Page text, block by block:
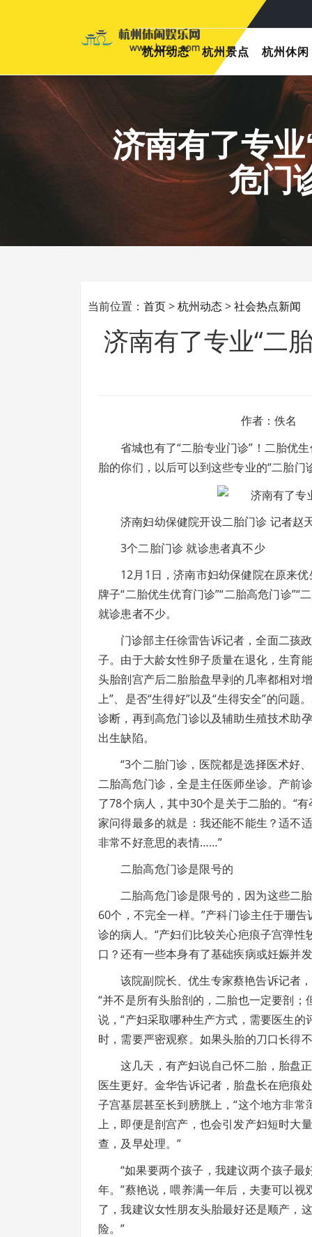
杭州动态 杭州景点 杭州休闲
济南有了专
危门
当前位置： 首页>杭州动态>社会热点新闻
济南有了专业“二
作者：佚名
省城也有了“二胎专业门诊”！二胎优
胎的你们，以后可以到这些专业的“二胎门
济南妇幼保健院开设二胎门诊 记者赵
3个二胎门诊 就诊患者真不少
12月1日，济南市妇幼保健院在原来
牌子“二胎优生优育门诊”“二胎高危门诊
就诊患者不少。
门诊部主任徐雷告诉记者，全面二孩
子。由于大龄女性卵子质量在退化，生育
头胎剖宫产后二胎胎盘早剥的几率都相对
上”、是否“生得好”以及“生得安全”的问
诊断，再到高危门诊以及辅助生殖技术助
出生缺陷。
“3个二胎门诊，医院都是选择医术好
二胎高危门诊，全是主任医师坐诊。产前
了78个病人，其中30个是关于二胎的。“
家问得最多的就是：我还能不能生？适不
非常不好意思的表情……”
二胎高危门诊是限号的
二胎高危门诊是限号的，因为这些二
60个，不完全一样。”产科门诊主任于珊
诊的病人。“产妇们比较关心疤痕子宫弹
口？还有一些本身有了基础疾病或妊娠并
该院副院长、优生专家蔡艳告诉记者
“并不是所有头胎剖的，二胎也一定要剖
说，“产妇采取哪种生产方式，需要医生
时，需要严密观察。如果头胎的刀口长得
这几天，有产妇说自己怀二胎，胎盘
医生更好。金华告诉记者，胎盘长在疤痕
子宫基层甚至长到膀胱上，“这个地方非
上，即便是剖宫产，也会引发产妇短时大
查，及早处理。”
“如果要两个孩子，我建议两个孩子
年。”蔡艳说，喂养满一年后，夫妻可以
了，我建议女性朋友头胎最好还是顺产，
险。”